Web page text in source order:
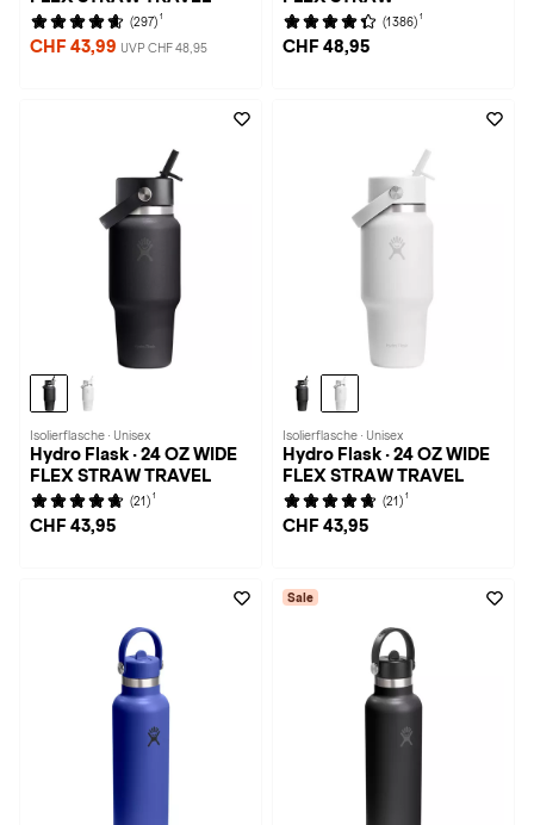
(297) 1
CHF 43,99 UVP CHF 48,95
(1386) 1
CHF 48,95
Isolierflasche · Unisex
Hydro Flask · 24 OZ WIDE
FLEX STRAW TRAVEL
(21) 1
CHF 43,95
Isolierflasche · Unisex
Hydro Flask · 24 OZ WIDE
FLEX STRAW TRAVEL
(21) 1
CHF 43,95
Sale